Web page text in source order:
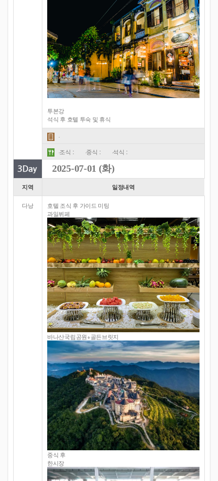
투본강
석식 후 호텔 투숙 및 휴식
·
·조식 :
·중식 : ·석식 :
2025-07-01 (화)
지역 일정내역
다낭
호텔 조식 후 가이드 미팅
과일뷔페
바나산국립공원+골든브릿지
중식 후
한시장